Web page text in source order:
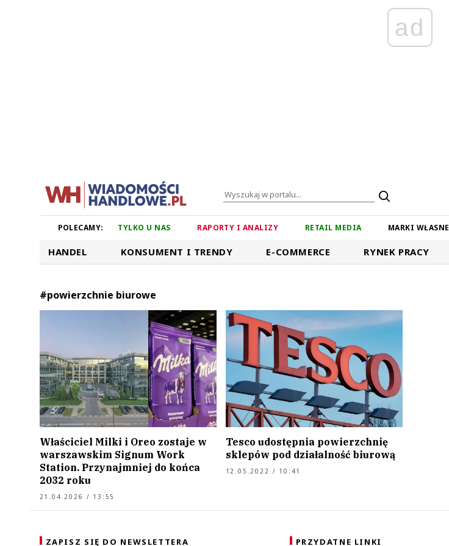
ad
POLECAMY: TYLKO U NAS RAPORTY I ANALIZY RETAIL MEDIA MARKI WŁASNE
HANDEL KONSUMENT I TRENDY E-COMMERCE RYNEK PRACY
#powierzchnie biurowe
Właściciel Milki i Oreo zostaje w
warszawskim Signum Work
Station. Przynajmniej do końca
2032 roku
21.04.2026 / 13:55
Tesco udostępnia powierzchnię
sklepów pod działalność biurową
12.05.2022 / 10:41
ZAPISZ SIĘ DO NEWSLETTERA PRZYDATNE LINKI